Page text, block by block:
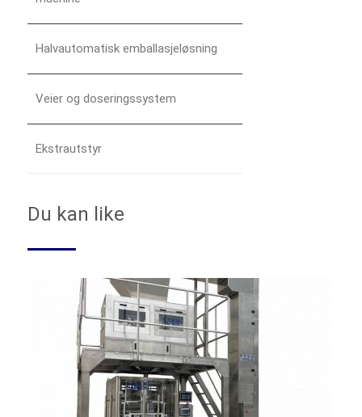
Halvautomatisk emballasjeløsning
Veier og doseringssystem
Ekstrautstyr
Du kan like